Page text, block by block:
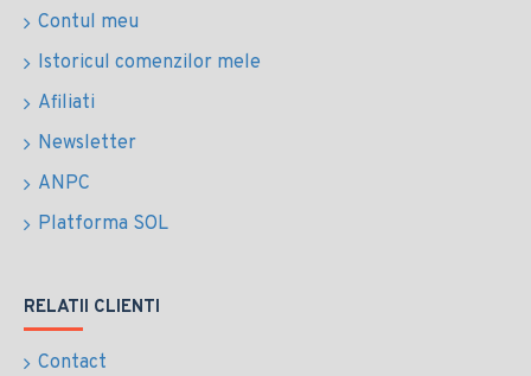
Contul meu
Istoricul comenzilor mele
Afiliati
Newsletter
ANPC
Platforma SOL
RELATII CLIENTI
Contact